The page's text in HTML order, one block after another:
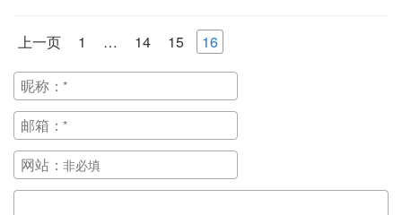
上一页 1 … 14 15 16
昵称：
邮箱：
网站：